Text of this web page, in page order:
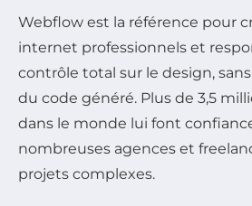
Webflow est la référence pour
internet professionnels et
contrôle total sur le design,
du code généré. Plus de 3,5
dans le monde lui font
nombreuses agences et
projets complexes.